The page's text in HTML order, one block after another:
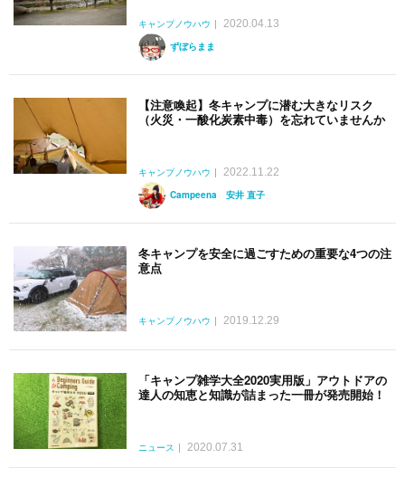
キャンプノウハウ
2020.04.13
ずぼらまま
【注意喚起】冬キャンプに潜む大きなリスク
（火災・一酸化炭素中毒）を忘れていませんか
キャンプノウハウ
2022.11.22
Campeena 安井 直子
冬キャンプを安全に過ごすための重要な4つの注
意点
キャンプノウハウ 2019.12.29
「キャンプ雑学大全2020実用版」アウトドアの
達人の知恵と知識が詰まった一冊が発売開始！
ニュース 2020.07.31